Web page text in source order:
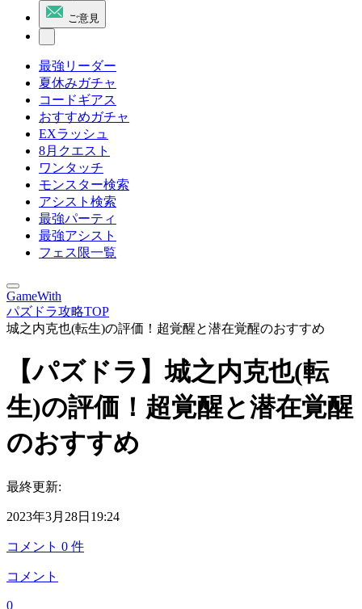
ご意見
最強リーダー
夏休みガチャ
コードギアス
おすすめガチャ
EXラッシュ
8月クエスト
ワンタッチ
モンスター検索
アシスト検索
最強パーティ
最強アシスト
フェス限一覧
GameWith
パズドラ攻略TOP
城之内克也(転生)の評価！超覚醒と潜在覚醒のおすすめ
【パズドラ】城之内克也(転
生)の評価！超覚醒と潜在覚醒
のおすすめ
最終更新:
2023年3月28日19:24
コメント 0 件
コメント
0